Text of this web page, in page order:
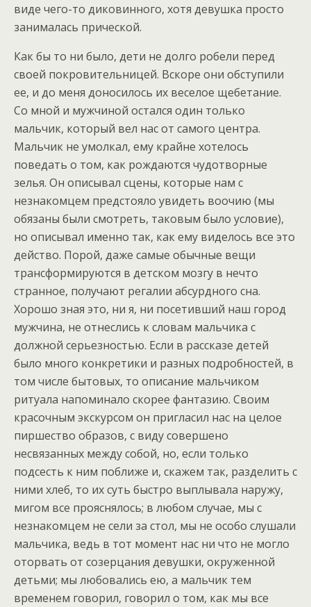
виде чего-то диковинного, хотя девушка просто
занималась прической.
Как бы то ни было, дети не долго робели перед
своей покровительницей. Вскоре они обступили
ее, и до меня доносилось их веселое щебетание.
Со мной и мужчиной остался один только
мальчик, который вел нас от самого центра.
Мальчик не умолкал, ему крайне хотелось
поведать о том, как рождаются чудотворные
зелья. Он описывал сцены, которые нам с
незнакомцем предстояло увидеть воочию (мы
обязаны были смотреть, таковым было условие),
но описывал именно так, как ему виделось все это
действо. Порой, даже самые обычные вещи
трансформируются в детском мозгу в нечто
странное, получают регалии абсурдного сна.
Хорошо зная это, ни я, ни посетивший наш город
мужчина, не отнеслись к словам мальчика с
должной серьезностью. Если в рассказе детей
было много конкретики и разных подробностей, в
том числе бытовых, то описание мальчиком
ритуала напоминало скорее фантазию. Своим
красочным экскурсом он пригласил нас на целое
пиршество образов, с виду совершено
несвязанных между собой, но, если только
подсесть к ним поближе и, скажем так, разделить с
ними хлеб, то их суть быстро выплывала наружу,
мигом все прояснялось; в любом случае, мы с
незнакомцем не сели за стол, мы не особо слушали
мальчика, ведь в тот момент нас ни что не могло
оторвать от созерцания девушки, окруженной
детьми; мы любовались ею, а мальчик тем
временем говорил, говорил о том, как мы все